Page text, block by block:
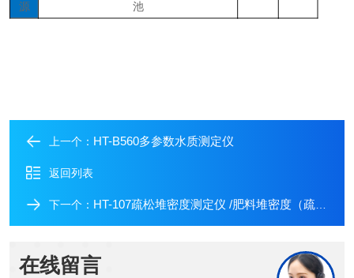
源
池
上一个： HT-B560多参数水质测定仪
返回列表
下一个： HT-107疏松堆密度测定仪 /肥料堆密度（疏松）测定仪
在线留言